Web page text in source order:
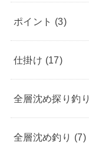
ポイント (3)
仕掛け (17)
全層沈め探り釣り
全層沈め釣り (7)